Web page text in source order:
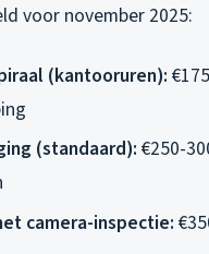
voor november 2025:
(kantooruren):
(standaard): €250-
camera-inspectie: